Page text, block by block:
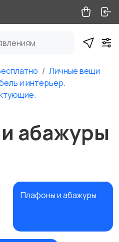
Личные вещи
и интерьер.
абажуры
Плафоны и абажуры